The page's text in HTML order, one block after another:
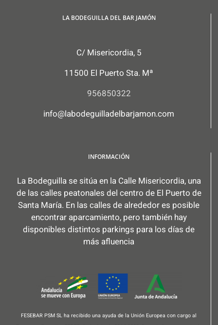
LA BODEGUILLA DEL BAR JAMÓN
C/ Misericordia, 5
11500 El Puerto Sta. Mª
956850322
info@labodeguilladelbarjamon.com
INFORMACIÓN
La Bodeguilla se sitúa en la Calle Misericordia, una
de las calles peatonales del centro de El Puerto de
Santa María. En las calles de alrededor es posible
encontrar aparcamiento, pero también hay
disponibles distintos parkings para los días de
más afluencia
FESEBAR PSM SL ha recibido una ayuda de la Unión Europea con cargo al